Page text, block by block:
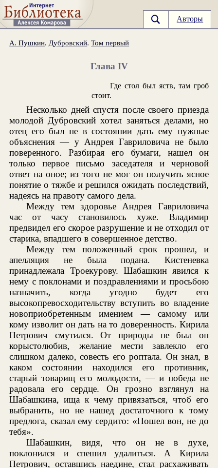
Авторы
А. Пушкин. Дубровский.Том первый
Глава IV
Где стол был яств, там гроб
стоит.
Несколько дней спустя после своего приезда
молодой Дубровский хотел заняться делами, но
отец его был не в состоянии дать ему нужные
объяснения — у Андрея Гавриловича не было
поверенного. Разбирая его бумаги, нашел он
только первое письмо заседателя и черновой
ответ на оное; из того не мог он получить ясное
понятие о тяжбе и решился ожидать последствий,
надеясь на правоту самого дела.
Между тем здоровье Андрея Гавриловича
час от часу становилось хуже. Владимир
предвидел его скорое разрушение и не отходил от
старика, впадшего в совершенное детство.
Между тем положенный срок прошел, и
апелляция не была подана. Кистеневка
принадлежала Троекурову. Шабашкин явился к
нему с поклонами и поздравлениями и просьбою
назначить, когда угодно будет его
высокопревосходительству вступить во владение
новоприобретенным имением — самому или
кому изволит он дать на то доверенность. Кирила
Петрович смутился. От природы не был он
корыстолюбив, желание мести завлекло его
слишком далеко, совесть его роптала. Он знал, в
каком состоянии находился его противник,
старый товарищ его молодости, — и победа не
радовала его сердце. Он грозно взглянул на
Шабашкина, ища к чему привязаться, чтоб его
выбранить, но не нашед достаточного к тому
предлога, сказал ему сердито: «Пошел вон, не до
тебя».
Шабашкин, видя, что он не в духе,
поклонился и спешил удалиться. А Кирила
Петрович, оставшись наедине, стал расхаживать